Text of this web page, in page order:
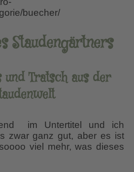
buecher/
Staudengärtners
und Tratsch aus der
im Untertitel und ich
zwar ganz gut, aber es ist
viel mehr, was dieses